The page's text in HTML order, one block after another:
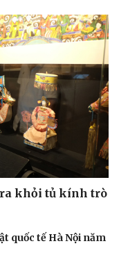
ra khỏi tủ kính trò
quốc tế Hà Nội năm